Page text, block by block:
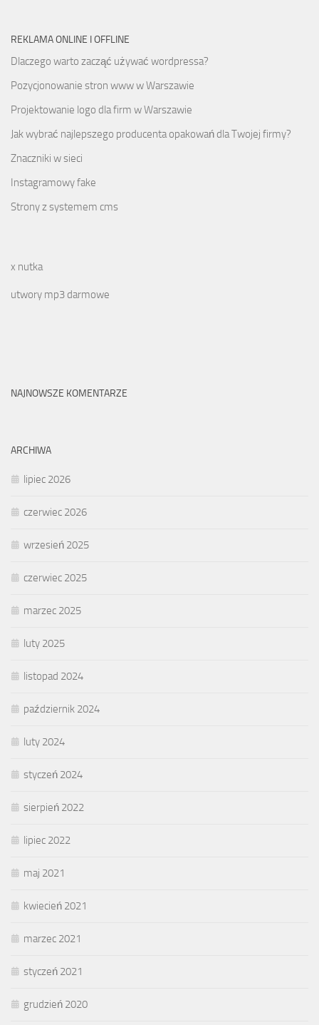
REKLAMA ONLINE I OFFLINE
Dlaczego warto zacząć używać wordpressa?
Pozycjonowanie stron www w Warszawie
Projektowanie logo dla firm w Warszawie
Jak wybrać najlepszego producenta opakowań dla Twojej firmy?
Znaczniki w sieci
Instagramowy fake
Strony z systemem cms
x nutka
utwory mp3 darmowe
NAJNOWSZE KOMENTARZE
ARCHIWA
lipiec 2026
czerwiec 2026
wrzesień 2025
czerwiec 2025
marzec 2025
luty 2025
listopad 2024
październik 2024
luty 2024
styczeń 2024
sierpień 2022
lipiec 2022
maj 2021
kwiecień 2021
marzec 2021
styczeń 2021
grudzień 2020